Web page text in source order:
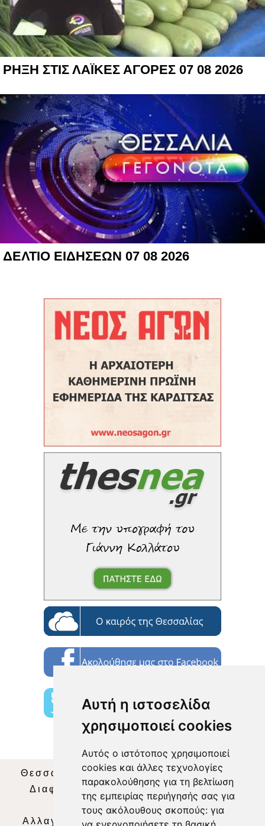
Αυτή η ιστοσελίδα
χρησιμοποιεί cookies
Αυτός ο ιστότοπος χρησιμοποιεί
cookies και άλλες τεχνολογίες
παρακολούθησης για τη βελτίωση
της εμπειρίας περιήγησής σας για
τους ακόλουθους σκοπούς: για
ΡΗΞΗ ΣΤΙΣ ΛΑΪΚΕΣ ΑΓΟΡΕΣ 07 08 2026
ΔΕΛΤΙΟ ΕΙΔΗΣΕΩΝ 07 08 2026
Θεσσαλία Τηλεόραση|SNG Services
Διαφήμιση | Όροι Χρήσης |Δήλωση
Απορρήτου |
Περιεχόμενο
Αλλαγή Προτιμήσεων για τα Cookies